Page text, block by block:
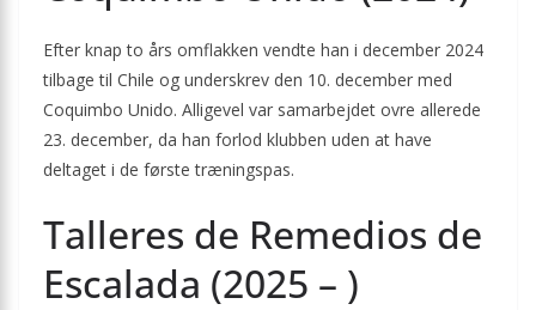
Efter knap to års omflakken vendte han i december 2024
tilbage til Chile og underskrev den 10. december med
Coquimbo Unido. Alligevel var samarbejdet ovre allerede
23. december, da han forlod klubben uden at have
deltaget i de første træningspas.
Talleres de Remedios de
Escalada (2025 – )